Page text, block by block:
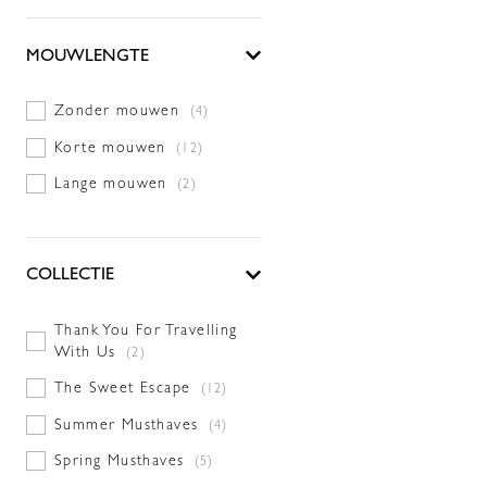
MOUWLENGTE
Zonder mouwen (4)
Korte mouwen (12)
Lange mouwen (2)
COLLECTIE
Thank You For Travelling
With Us
(2)
The Sweet Escape (12)
Summer Musthaves (4)
Spring Musthaves (5)